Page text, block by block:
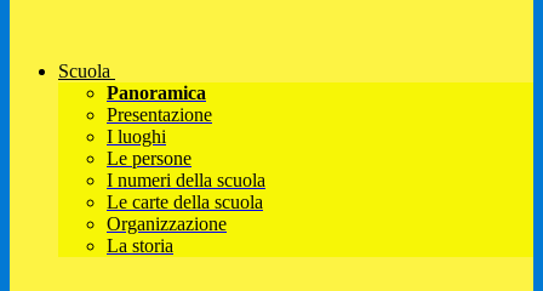
Scuola
Panoramica
Presentazione
I luoghi
Le persone
I numeri della scuola
Le carte della scuola
Organizzazione
La storia